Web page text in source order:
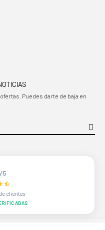
Puedes darte de baja en
/5
clientes